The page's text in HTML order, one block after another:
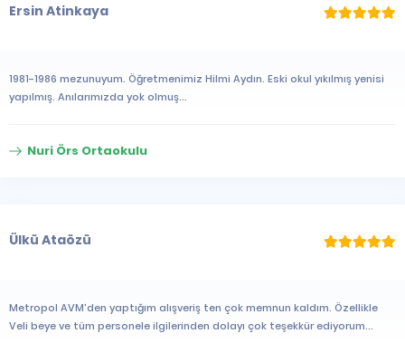
Ersin Atinkaya
1981-1986 mezunuyum. Öğretmenimiz Hilmi Aydın. Eski okul yıkılmış yenisi
yapılmış. Anılarımızda yok olmuş...
Nuri Örs Ortaokulu
Ülkü Ataözü
Metropol AVM'den yaptığım alışveriş ten çok memnun kaldım. Özellikle
Veli beye ve tüm personele ilgilerinden dolayı çok teşekkür ediyorum...